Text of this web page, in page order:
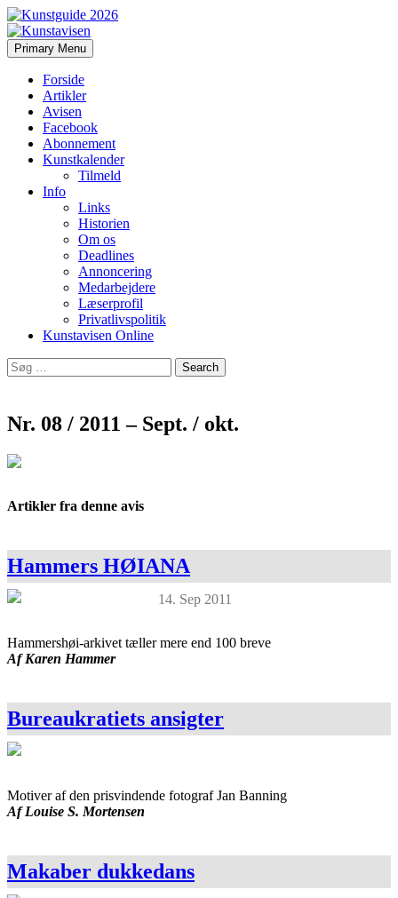
Kunstavisen
Search
Primary Menu Skip
to
Forside
Artikler
Avisen
Facebook
Abonnement
Kunstkalender
Tilmeld
Info
Links
Historien
Om os
Deadlines
Annoncering
Medarbejdere
Læserprofil
Privatlivspolitik
Kunstavisen Online
Search
for:
Nr. 08 / 2011 – Sept. / okt.
Artikler fra denne avis
Hammers HØIANA
14. Sep 2011
Hammershøi-arkivet tæller mere end 100 breve
Af Karen Hammer
Bureaukratiets ansigter
Motiver af den prisvindende fotograf Jan Banning
Af Louise S. Mortensen
Makaber dukkedans